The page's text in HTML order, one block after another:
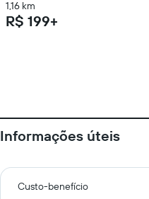
1,16 km
R$ 199+
Informações úteis
Custo-benefício